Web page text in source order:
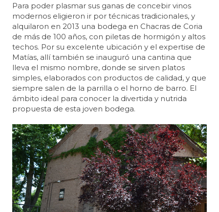
Para poder plasmar sus ganas de concebir vinos
modernos eligieron ir por técnicas tradicionales, y
alquilaron en 2013 una bodega en Chacras de Coria
de más de 100 años, con piletas de hormigón y altos
techos. Por su excelente ubicación y el expertise de
Matías, allí también se inauguró una cantina que
lleva el mismo nombre, donde se sirven platos
simples, elaborados con productos de calidad, y que
siempre salen de la parrilla o el horno de barro. El
ámbito ideal para conocer la divertida y nutrida
propuesta de esta joven bodega.